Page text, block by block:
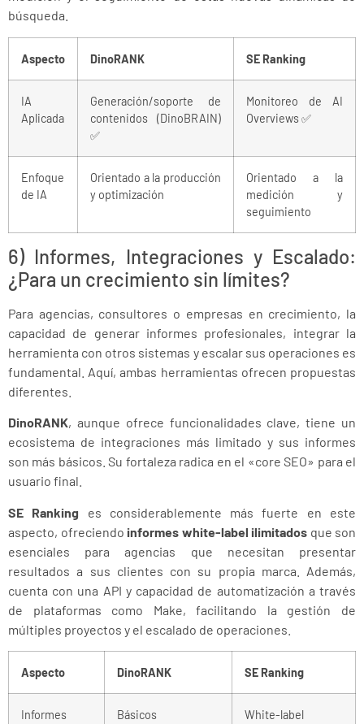
búsqueda.
Aspecto DinoRANK SE Ranking
IA
Aplicada
Generación/soporte de
contenidos (DinoBRAIN)
✅
Monitoreo de AI
Overviews ✅
Enfoque
de IA
Orientado a la producción
y optimización
Orientado a la
medición y
seguimiento
6) Informes, Integraciones y Escalado:
¿Para un crecimiento sin límites?
Para agencias, consultores o empresas en crecimiento, la
capacidad de generar informes profesionales, integrar la
herramienta con otros sistemas y escalar sus operaciones es
fundamental. Aquí, ambas herramientas ofrecen propuestas
diferentes.
DinoRANK, aunque ofrece funcionalidades clave, tiene un
ecosistema de integraciones más limitado y sus informes
son más básicos. Su fortaleza radica en el «core SEO» para el
usuario final.
SE Ranking es considerablemente más fuerte en este
aspecto, ofreciendo informes white-label ilimitados que son
esenciales para agencias que necesitan presentar
resultados a sus clientes con su propia marca. Además,
cuenta con una API y capacidad de automatización a través
de plataformas como Make, facilitando la gestión de
múltiples proyectos y el escalado de operaciones.
Aspecto DinoRANK SE Ranking
Informes Básicos
White-label